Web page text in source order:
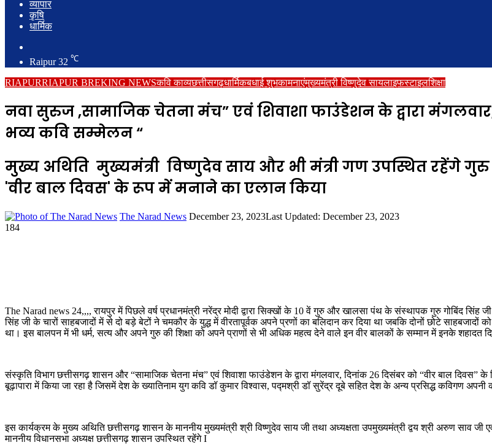
व्यापार
कृषि
धार्मिक
for
Raipur 32 ℃
RIAPURRIAPUR BREKING NEWSकवि काव्यछत्तीसगढ़धार्मिकबधाई शुभकामनाएंमुख्यमंत्री विष्णुदेव सायलाइफस्टाइलशिक्षा
नवा सुरुज ,सामाजिक चेतना मंच” एवं शिवाशा फाउंडेशन के द्वारा
भव्य कवि सम्मेलन “
मुख्य अथिति मुख्यमंत्री विष्णुदेव साय और भी मंत्री गण उपस्थित रहेंगे गुरु
'वीर बाल दिवस' के रूप में मनाने का एलान किया
The Narad News Send
December 23, 2023Last Updated: December 23, 2023
184
The Narad news 24,,,, रायपुर में पिछले वर्ष प्रधानमंत्री नरेंद्र मोदी द्वारा सिक्खों के 10 वें गुरु और खालसा पंथ के संस्थापक गुरु गोबिंद सिंह
सिंह जी के चारों साहबजादों में से दो बड़े बेटों ने चमकौर के युद्ध में वीरतापूर्वक अपने प्रणों का बलिदान कर दिया था जबकि दोनों छोटे
था। इस बालपन में भी धर्म, सत्य और अपने गुरु की शिक्षा को अपने प्राणों से भी अधिक महत्व देने वाले इन वीर बालकों के सम्मान में इनके
संस्कृति विभाग छत्तीसगढ़ शासन और “सामाजिक चेतना मंच” एवं शिवाशा फाउंडेशन के द्वारा मंगलवार, दिनांक 26 दिसंबर को “वीर बाल
बूढ़ापारा में किया जा रहा है जिसमें देश के ख्यातिनाम युग कवि डॉ कुमार विश्वास, पद्मश्री डॉ सुरेंद्र दूबे सहित देश के अन्य प्रसिद्ध कविगण
इस कार्यक्रम के मुख्य अथिति छत्तीसगढ़ शासन के माननीय मुख्यमंत्री श्री विष्णुदेव साय जी तथा अध्यक्षता उपमुख्यमंत्री द्वय श्री अरुण साव
माननीय विधानसभा अध्यक्ष छत्तीसगढ़ शासन उपस्थित रहेंगे I